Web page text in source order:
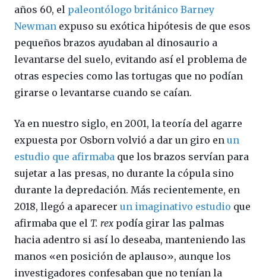
años 60, el paleontólogo británico Barney
Newman expuso su exótica hipótesis de que esos
pequeños brazos ayudaban al dinosaurio a
levantarse del suelo, evitando así el problema de
otras especies como las tortugas que no podían
girarse o levantarse cuando se caían.
Ya en nuestro siglo, en 2001, la teoría del agarre
expuesta por Osborn volvió a dar un giro en un
estudio que afirmaba que los brazos servían para
sujetar a las presas, no durante la cópula sino
durante la depredación. Más recientemente, en
2018, llegó a aparecer un imaginativo estudio que
afirmaba que el T. rex podía girar las palmas
hacia adentro si así lo deseaba, manteniendo las
manos «en posición de aplauso», aunque los
investigadores confesaban que no tenían la